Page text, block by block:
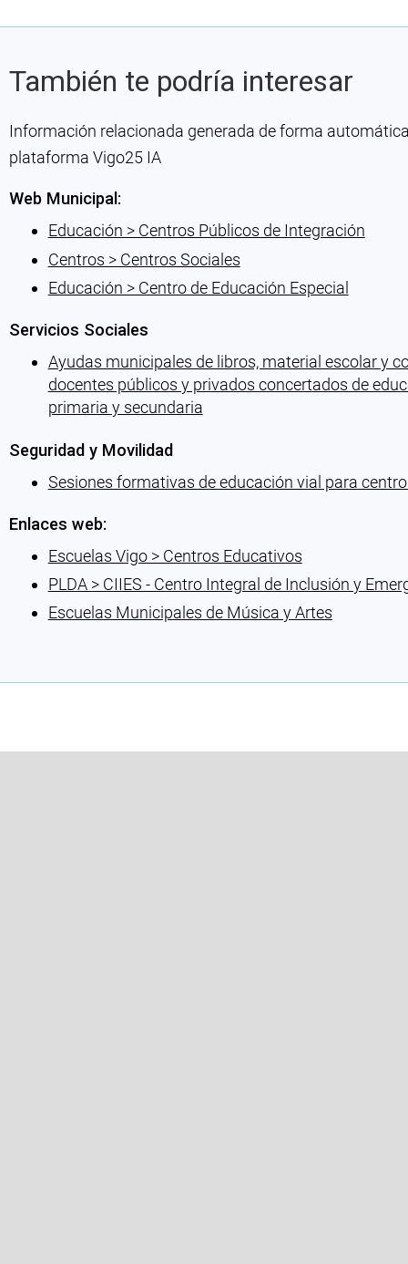
También te podría interesar
Información relacionada generada de forma
plataforma Vigo25 IA
Web Municipal:
Educación > Centros Públicos de Integración
Centros > Centros Sociales
Educación > Centro de Educación Especial
Servicios Sociales
Ayudas municipales de libros, material escolar y
docentes públicos y privados concertados de
primaria y secundaria
Seguridad y Movilidad
Sesiones formativas de educación vial para
Enlaces web:
Escuelas Vigo > Centros Educativos
PLDA > CIIES - Centro Integral de Inclusión y
Escuelas Municipales de Música y Artes